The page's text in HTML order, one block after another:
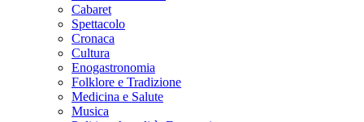
Cabaret
Spettacolo
Cronaca
Cultura
Enogastronomia
Folklore e Tradizione
Medicina e Salute
Musica